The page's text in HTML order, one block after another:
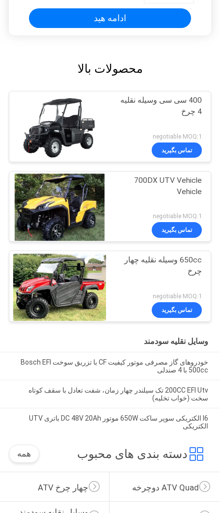
ادامه هید
محصولات بالا
400 سی سی وسیله نقلیه
4 چرخ
negotiable MOQ:1
تماس بگیرید
700DX UTV Vehicle
Vehicle
negotiable MOQ:1
تماس بگیرید
650cc وسیله نقلیه چهار
چرخ
negotiable MOQ:1
تماس بگیرید
وسایل نقلیه سودمند
خودروهای گاز مصرفی موتور کیفیت CF با تزریق سوخت Bosch EFI
500cc با 4 صندلی
200CC EFI Utv تک سیلندر چهار زمان، شفت تعادل با سقف کوتاه
سخت (خواب تخلیه)
I6 الکتریکی سوپر ساکت 650W موتور DC 48V 20Ah باتری UTV
الکتریکی
دسته بندی های محبوب همه
چهار چرخ ATV ATV Quad دوچرخه